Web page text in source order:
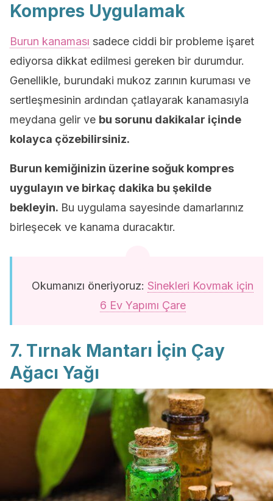
Kompres Uygulamak
Burun kanaması sadece ciddi bir probleme işaret
ediyorsa dikkat edilmesi gereken bir durumdur.
Genellikle, burundaki mukoz zarının kuruması ve
sertleşmesinin ardından çatlayarak kanamasıyla
meydana gelir ve bu sorunu dakikalar içinde
kolayca çözebilirsiniz.
Burun kemiğinizin üzerine soğuk kompres
uygulayın ve birkaç dakika bu şekilde
bekleyin. Bu uygulama sayesinde damarlarınız
birleşecek ve kanama duracaktır.
Okumanızı öneriyoruz: Sinekleri Kovmak için
6 Ev Yapımı Çare
7. Tırnak Mantarı İçin Çay
Ağacı Yağı